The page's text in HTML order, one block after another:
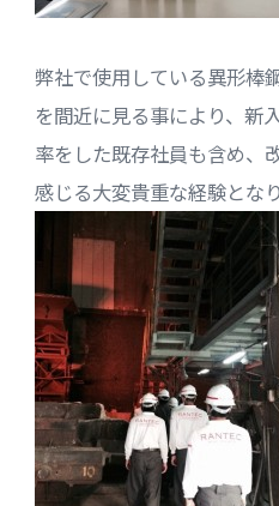
弊社で使用している異形棒
を間近に見る事により、新
率をした既存社員も含め、
感じる大変貴重な経験とな